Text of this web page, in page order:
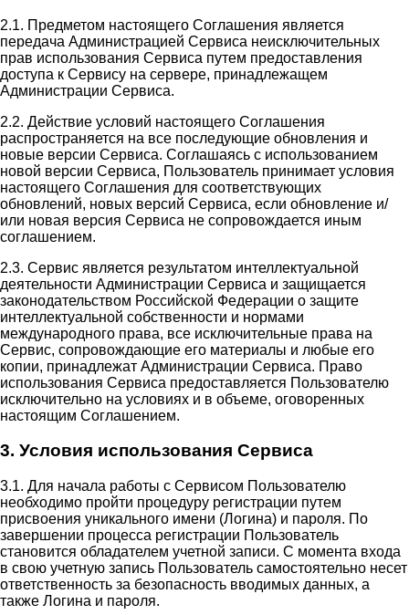
2.1. Предметом настоящего Соглашения является
передача Администрацией Сервиса неисключительных
прав использования Сервиса путем предоставления
доступа к Сервису на сервере, принадлежащем
Администрации Сервиса.
2.2. Действие условий настоящего Соглашения
распространяется на все последующие обновления и
новые версии Сервиса. Соглашаясь с использованием
новой версии Сервиса, Пользователь принимает условия
настоящего Соглашения для соответствующих
обновлений, новых версий Сервиса, если обновление и/
или новая версия Сервиса не сопровождается иным
соглашением.
2.3. Сервис является результатом интеллектуальной
деятельности Администрации Сервиса и защищается
законодательством Российской Федерации о защите
интеллектуальной собственности и нормами
международного права, все исключительные права на
Сервис, сопровождающие его материалы и любые его
копии, принадлежат Администрации Сервиса. Право
использования Сервиса предоставляется Пользователю
исключительно на условиях и в объеме, оговоренных
настоящим Соглашением.
3. Условия использования Сервиса
3.1. Для начала работы с Сервисом Пользователю
необходимо пройти процедуру регистрации путем
присвоения уникального имени (Логина) и пароля. По
завершении процесса регистрации Пользователь
становится обладателем учетной записи. С момента входа
в свою учетную запись Пользователь самостоятельно несет
ответственность за безопасность вводимых данных, а
также Логина и пароля.